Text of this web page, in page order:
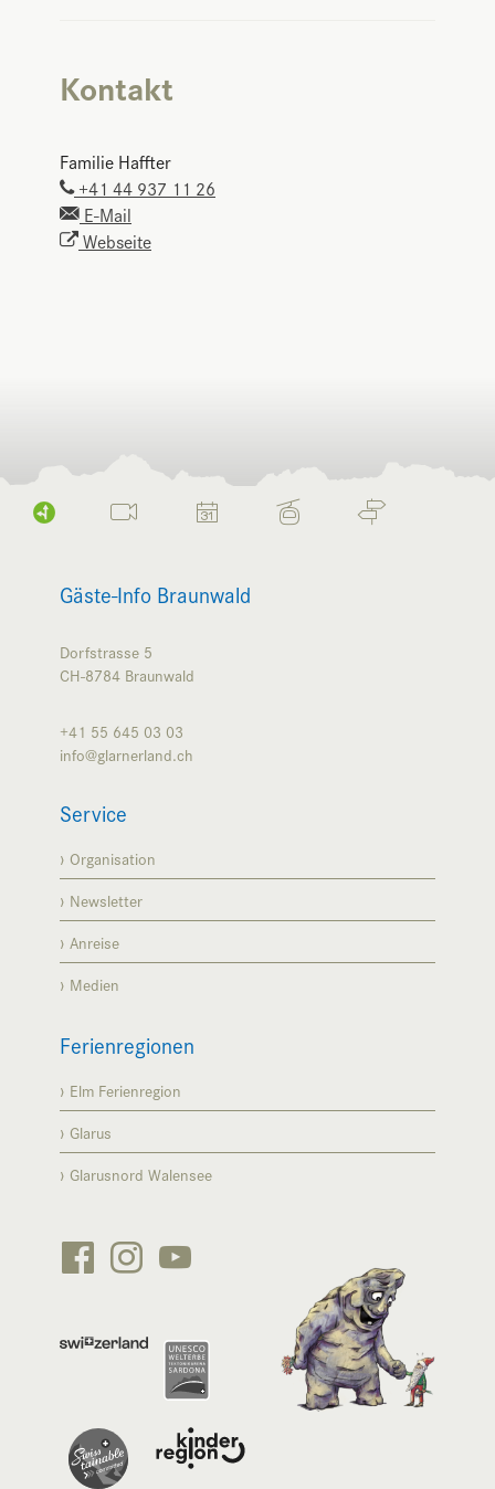
Kontakt
Familie Haffter
+41 44 937 11 26
E-Mail
Webseite
Gäste-Info Braunwald
Dorfstrasse 5
CH-8784 Braunwald
+41 55 645 03 03
info@glarnerland.ch
Service
Organisation
Newsletter
Anreise
Medien
Ferienregionen
Elm Ferienregion
Glarus
Glarusnord Walensee

 